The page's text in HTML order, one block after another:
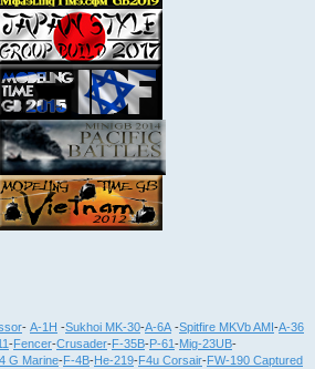
- A-1H -Sukhoi MK-30-A-6A -Spitfire MKVb AMI -A-36
-Fencer-Crusader-F-35B-P-61 -Mig-23UB-
G Marine-F-4B-He-219-F4u Corsair-FW-190 Captured